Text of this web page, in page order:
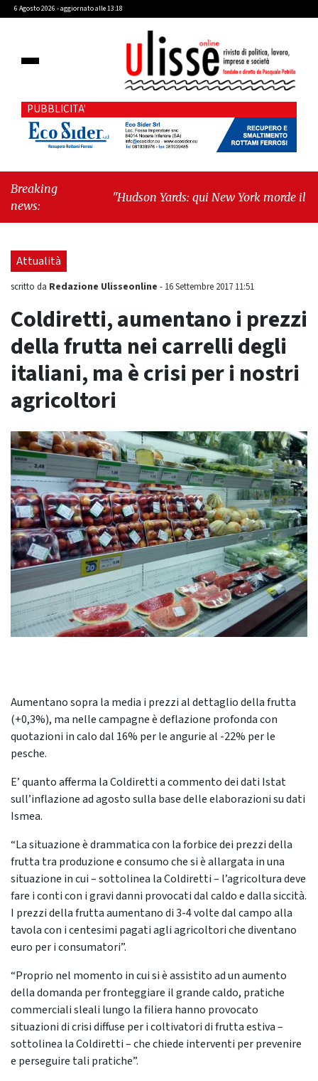
6 Agosto 2026 - aggiornato alle 13:18
PUBBLICITA'
Breaking
news:
"Hudson Yards: qui New York morde il futuro"
Attualità
scritto da Redazione Ulisseonline - 16 Settembre 2017 11:51
Coldiretti, aumentano i prezzi
della frutta nei carrelli degli
italiani, ma è crisi per i nostri
agricoltori
​Aumentano sopra la media i prezzi al dettaglio della frutta
(+0,3%), ma nelle campagne è deflazione profonda con
quotazioni in calo dal 16% per le angurie al -22% per le
pesche.
E’ quanto afferma la Coldiretti a commento dei dati Istat
sull’inflazione ad agosto sulla base delle elaborazioni su dati
Ismea.
“La situazione è drammatica con la forbice dei prezzi della
frutta tra produzione e consumo che si è allargata in una
situazione in cui – sottolinea la Coldiretti – l’agricoltura deve
fare i conti con i gravi danni provocati dal caldo e dalla siccità.
I prezzi della frutta aumentano di 3-4 volte dal campo alla
tavola con i centesimi pagati agli agricoltori che diventano
euro per i consumatori”.
“Proprio nel momento in cui si è assistito ad un aumento
della domanda per fronteggiare il grande caldo, pratiche
commerciali sleali lungo la filiera hanno provocato
situazioni di crisi diffuse per i coltivatori di frutta estiva –
sottolinea la Coldiretti – che chiede interventi per prevenire
e perseguire tali pratiche”.